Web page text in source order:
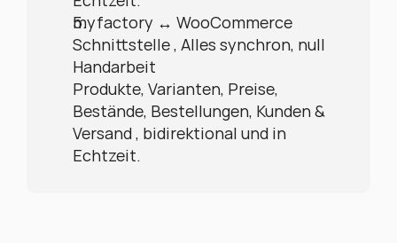
myfactory ↔ WooCommerce
Schnittstelle , Alles synchron, null
Handarbeit
Produkte, Varianten, Preise,
Bestände, Bestellungen, Kunden &
Versand , bidirektional und in
Echtzeit.